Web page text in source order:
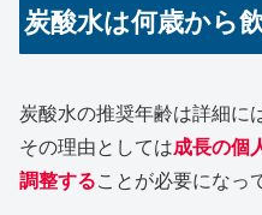
炭酸水は何歳から
炭酸水の推奨年齢は詳細に
その理由としては成長の個
調整することが必要になっ